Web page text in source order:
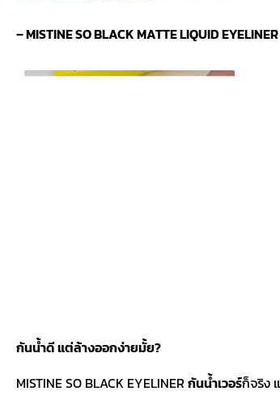
– MISTINE SO BLACK MATTE LIQUID EYELINER
กันน้ำดี แต่ล้างออกง่ายมั้ย?
MISTINE SO BLACK EYELINER กันน้ำเวอร์ก็จริง